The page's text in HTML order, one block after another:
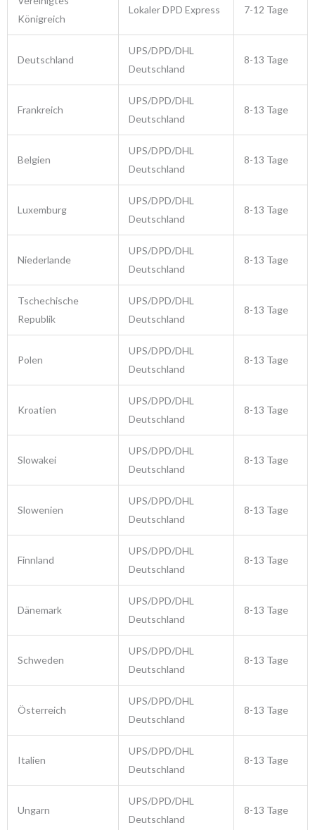
Königreich
Lokaler DPD Express 7-12 Tage
Deutschland
UPS/DPD/DHL
Deutschland
8-13 Tage
Frankreich
UPS/DPD/DHL
Deutschland
8-13 Tage
Belgien
UPS/DPD/DHL
Deutschland
8-13 Tage
Luxemburg
UPS/DPD/DHL
Deutschland
8-13 Tage
Niederlande
UPS/DPD/DHL
Deutschland
8-13 Tage
Tschechische
Republik
UPS/DPD/DHL
Deutschland
8-13 Tage
Polen
UPS/DPD/DHL
Deutschland
8-13 Tage
Kroatien
UPS/DPD/DHL
Deutschland
8-13 Tage
Slowakei
UPS/DPD/DHL
Deutschland
8-13 Tage
Slowenien
UPS/DPD/DHL
Deutschland
8-13 Tage
Finnland
UPS/DPD/DHL
Deutschland
8-13 Tage
Dänemark
UPS/DPD/DHL
Deutschland
8-13 Tage
Schweden
UPS/DPD/DHL
Deutschland
8-13 Tage
Österreich
UPS/DPD/DHL
Deutschland
8-13 Tage
Italien
UPS/DPD/DHL
Deutschland
8-13 Tage
Ungarn
UPS/DPD/DHL
Deutschland
8-13 Tage